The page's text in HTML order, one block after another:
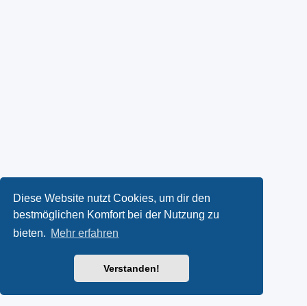
Diese Website nutzt Cookies, um dir den
bestmöglichen Komfort bei der Nutzung zu
bieten. Mehr erfahren
Verstanden!